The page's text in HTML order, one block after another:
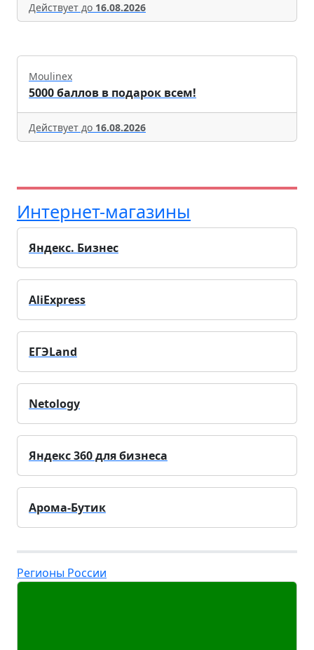
Действует до 16.08.2026
Moulinex
5000 баллов в подарок всем!
Действует до 16.08.2026
Интернет-магазины
Яндекс. Бизнес
AliExpress
ЕГЭLand
Netology
Яндекс 360 для бизнеса
Арома-Бутик
Регионы России